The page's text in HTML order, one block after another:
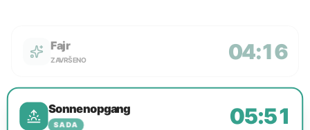
Fajr
ZAVRŠENO 04:16
Sonnenopgang
SADA 05:51